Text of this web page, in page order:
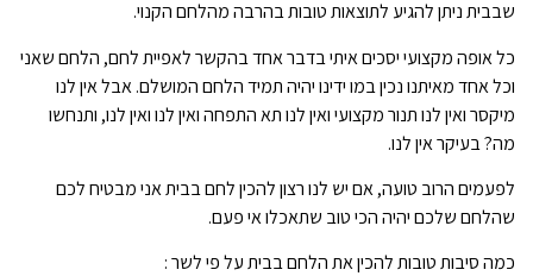
שבבית ניתן להגיע לתוצאות טובות בהרבה מהלחם הקנוי.
כל אופה מקצועי יסכים איתי בדבר אחד בהקשר לאפיית לחם, הלחם שאני
וכל אחד מאיתנו נכין במו ידינו יהיה תמיד הלחם המושלם. אבל אין לנו
מיקסר ואין לנו תנור מקצועי ואין לנו תא התפחה ואין לנו ואין לנו, ותנחשו
מה? בעיקר אין לנו.
לפעמים הרוב טועה, אם יש לנו רצון להכין לחם בבית אני מבטיח לכם
שהלחם שלכם יהיה הכי טוב שתאכלו אי פעם.
כמה סיבות טובות להכין את הלחם בבית על פי לשר :